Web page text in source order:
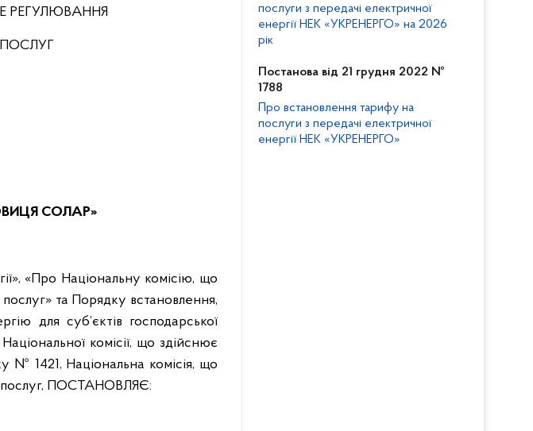
РЕГУЛЮВАННЯ
СОЛАР»
«Про Національну комісію, що
та Порядку встановлення,
для суб’єктів господарської
комісії, що здійснює
№ 1421, Національна комісія, що
ПОСТАНОВЛЯЄ:
послуги з передачі електричної
енергії НЕК «УКРЕНЕРГО» на 2026
рік
Постанова від 21 грудня 2022 №
1788
Про встановлення тарифу на
послуги з передачі електричної
енергії НЕК «УКРЕНЕРГО»